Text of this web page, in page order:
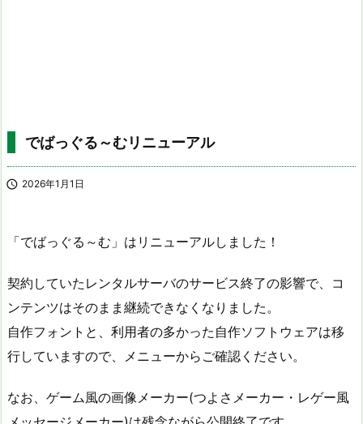
でばっぐる～むリニューアル
 2026年1月1日
「でばっぐる～む」はリニューアルしました！
契約していたレンタルサーバのサービス終了の影響で、コ
ンテンツはそのまま継続できなくなりました。
自作フォントと、利用者の多かった自作ソフトウェアは移
行していますので、メニューからご確認ください。
なお、ゲーム風の画像メーカー(つよさメーカー・レゲー風